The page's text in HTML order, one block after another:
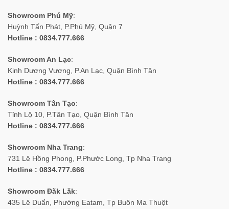
Showroom Phú Mỹ:
Huỳnh Tấn Phát, P.Phú Mỹ, Quận 7
Hotline : 0834.777.666
Showroom An Lạc:
Kinh Dương Vương, P.An Lạc, Quận Bình Tân
Hotline : 0834.777.666
Showroom Tân Tạo:
Tỉnh Lộ 10, P.Tân Tạo, Quận Bình Tân
Hotline : 0834.777.666
Showroom Nha Trang:
731 Lê Hồng Phong, P.Phước Long, Tp Nha Trang
Hotline : 0834.777.666
Showroom Đăk Lăk:
435 Lê Duẩn, Phường Eatam, Tp Buôn Ma Thuột